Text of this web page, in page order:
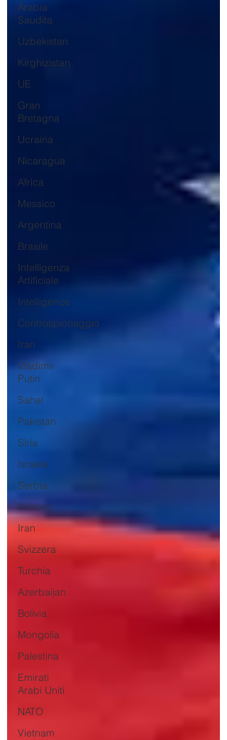
Arabia
Saudita
Uzbekistan
Kirghizistan
UE
Gran
Bretagna
Ucraina
Nicaragua
Africa
Messico
Argentina
Brasile
Intelligenza
Artificiale
Intelligence
Controspionaggio
Iran
Vladimir
Putin
Sahel
Pakistan
Siria
Israele
Serbia
Kosovo
Iran
Svizzera
Turchia
Azerbaijan
Bolivia
Mongolia
Palestina
Emirati
Arabi Uniti
NATO
Vietnam